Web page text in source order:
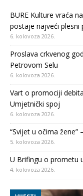
BURE Kulture vraća
postaje najveći plesni
6. kolovoza 2026.
Proslava crkvenog
Petrovom Selu
6. kolovoza 2026.
Vart o promociji
Umjetnički spoj
6. kolovoza 2026.
“Svijet u očima žene”
5. kolovoza 2026.
U Brifingu o prometu
4. kolovoza 2026.